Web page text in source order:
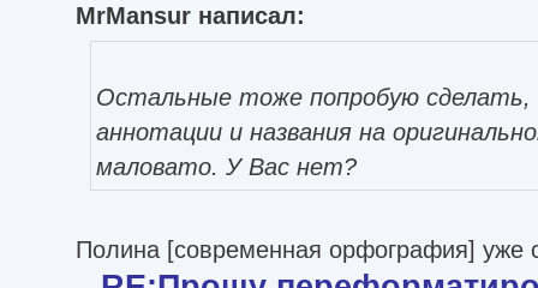
MrMansur написал:
Остальные тоже попробую сделать,
аннотации и названия на
маловато. У Вас нет?
Полина [современная орфография] уже